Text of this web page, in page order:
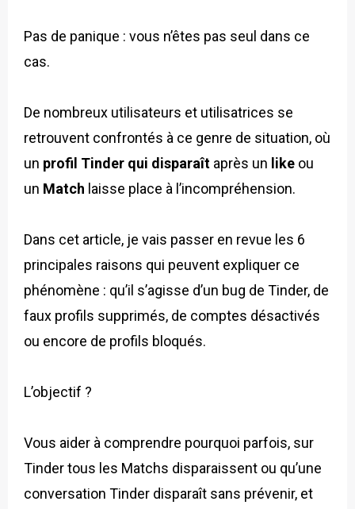
Pas de panique : vous n’êtes pas seul dans ce
cas.
De nombreux utilisateurs et utilisatrices se
retrouvent confrontés à ce genre de situation, où
un profil Tinder qui disparaît après un like ou
un Match laisse place à l’incompréhension.
Dans cet article, je vais passer en revue les 6
principales raisons qui peuvent expliquer ce
phénomène : qu’il s’agisse d’un bug de Tinder, de
faux profils supprimés, de comptes désactivés
ou encore de profils bloqués.
L’objectif ?
Vous aider à comprendre pourquoi parfois, sur
Tinder tous les Matchs disparaissent ou qu’une
conversation Tinder disparaît sans prévenir, et